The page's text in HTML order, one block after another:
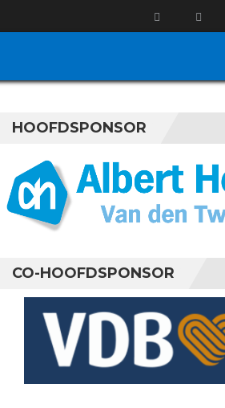
HOOFDSPONSOR
CO-HOOFDSPONSOR